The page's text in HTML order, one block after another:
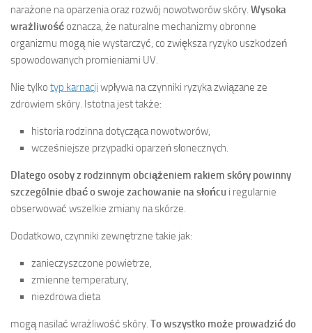
narażone na oparzenia oraz rozwój nowotworów skóry. Wysoka
wrażliwośćoznacza, że naturalne mechanizmy obronne
organizmu mogą nie wystarczyć, co zwiększa ryzyko uszkodzeń
spowodowanych promieniami UV.
Nie tylko typ karnacji wpływa na czynniki ryzyka związane ze
zdrowiem skóry. Istotna jest także:
historia rodzinna dotycząca nowotworów,
wcześniejsze przypadki oparzeń słonecznych.
Dlatego osoby z rodzinnym obciążeniem rakiem skóry powinny
szczególnie dbać o swoje zachowanie na słońcu i regularnie
obserwować wszelkie zmiany na skórze.
Dodatkowo, czynniki zewnętrzne takie jak:
zanieczyszczone powietrze,
zmienne temperatury,
niezdrowa dieta
mogą nasilać wrażliwość skóry. To wszystko może prowadzić do